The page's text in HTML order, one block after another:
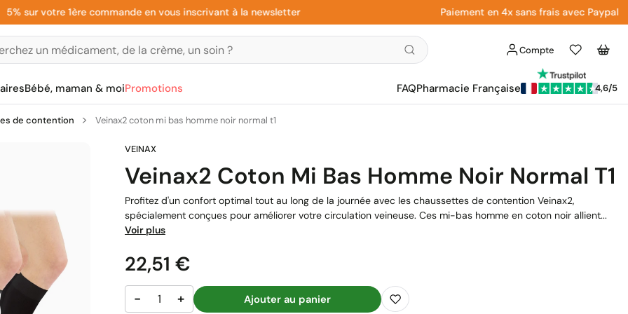
sur votre 1ère commande en vous inscrivant à la newsletter Paiement en 4x sans frais avec Paypal
Compte
Liste
d'envies
Panier
Bébé, maman & moiPromotions FAQPharmacie Française 4,6/5
de contention Veinax2 coton mi bas homme noir normal t1
Veinax2 Coton Mi Bas Homme Noir Normal T1
Profitez d'un confort optimal tout au long de la journée avec les chaussettes de contention Veinax2,
spécialement conçues pour améliorer votre circulation veineuse. Ces mi-bas homme en coton noir allient...
Voir plus
Prix
22,51 €
− + Ajouter au panier